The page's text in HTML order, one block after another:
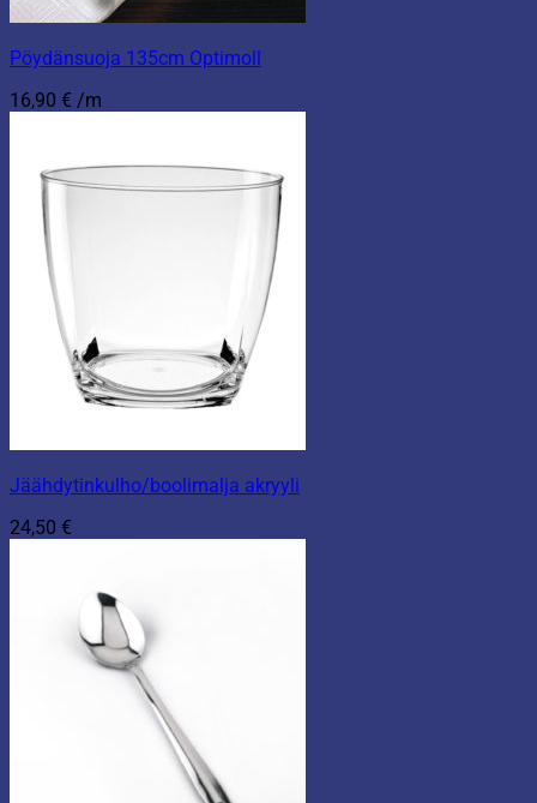
Pöydänsuoja 135cm Optimoll
16,90 € /m
Jäähdytinkulho/boolimalja akryyli
24,50 €